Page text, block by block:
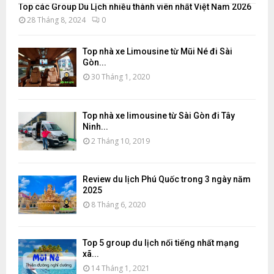
Top các Group Du Lịch nhiều thành viên nhất Việt Nam 2026
28 Tháng 8, 2024 0
Top nhà xe Limousine từ Mũi Né đi Sài
Gòn...
30 Tháng 1, 2020
Top nhà xe limousine từ Sài Gòn đi Tây
Ninh...
2 Tháng 10, 2019
Review du lịch Phú Quốc trong 3 ngày năm
2025
8 Tháng 6, 2020
Top 5 group du lịch nổi tiếng nhất mạng
xã...
14 Tháng 1, 2021